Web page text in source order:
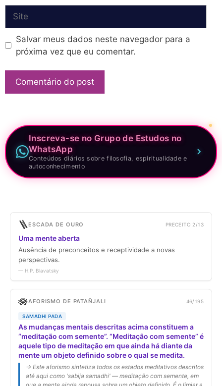
Salvar meus dados neste navegador para a
próxima vez que eu comentar.
Inscreva-se no Grupo de Estudos no
WhatsApp
Conteúdos diários sobre filosofia, espiritualidade e
autoconhecimento